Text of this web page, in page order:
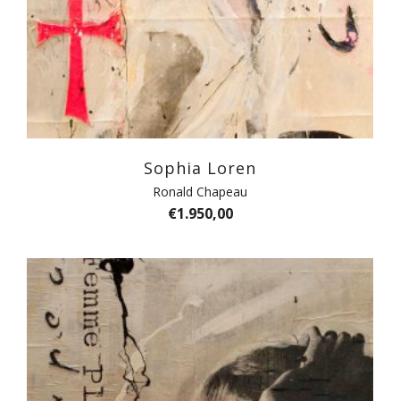
Sophia Loren
Ronald Chapeau
€1.950,00